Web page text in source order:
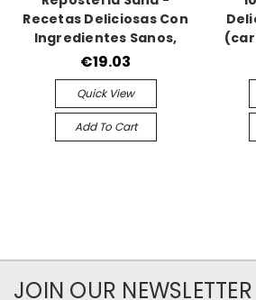
Recetas Deliciosas Con
Ingredientes Sanos,
€19.03
Quick View
Add To Cart
JOIN OUR NEWSLETTER